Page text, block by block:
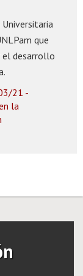
que
el desarrollo
21 -
la